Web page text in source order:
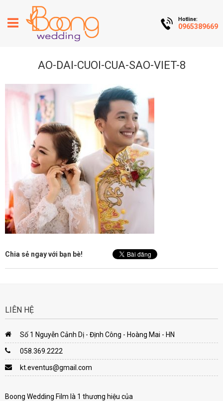
Hotline:
0965389669
AO-DAI-CUOI-CUA-SAO-VIET-8
Chia sẻ ngay với bạn bè!
LIÊN HỆ
Số 1 Nguyễn Cảnh Dị - Định Công - Hoàng Mai - HN
058.369.2222
kt.eventus@gmail.com
Boong Wedding Film là 1 thương hiệu của